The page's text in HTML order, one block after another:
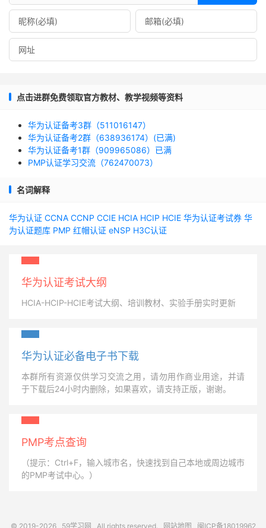
点击进群免费领取官方教材、教学视频等资料
华为认证备考3群（511016147）
华为认证备考2群（638936174）(已满)
华为认证备考1群（909965086）已满
PMP认证学习交流（762470073）
名词解释
华为认证 CCNA CCNP CCIE HCIA HCIP HCIE 华为认证考试券 华
为认证题库 PMP 红帽认证 eNSP H3C认证
华为认证考试大纲
HCIA-HCIP-HCIE考试大纲、培训教材、实验手册实时更新
华为认证必备电子书下载
本群所有资源仅供学习交流之用，请勿用作商业用途，并请
于下载后24小时内删除，如果喜欢，请支持正版，谢谢。
PMP考点查询
（提示：Ctrl+F，输入城市名，快速找到自己本地或周边城市
的PMP考试中心。）
© 2019-2026 59学习网 All rights reserved. 网站地图 闽ICP备18019962